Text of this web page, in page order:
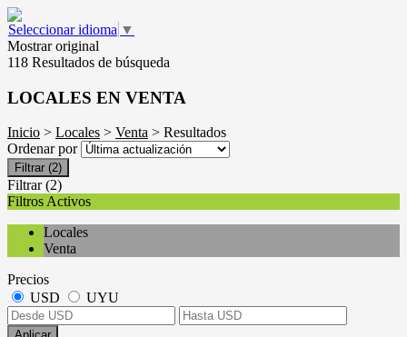
Seleccionar idioma ▼
Mostrar original
118 Resultados de búsqueda
LOCALES EN VENTA
Inicio > Locales > Venta > Resultados
Ordenar por
Filtrar (2)
Filtrar (2)
Filtros Activos
Locales
Venta
Precios
USD
UYU